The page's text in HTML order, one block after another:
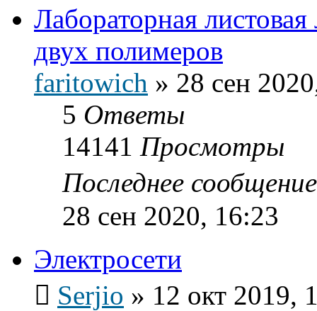
Лабораторная
двух полимеров
faritowich » 28 сен
5 Ответы
14141 Просмотры
Последнее
28 сен 2020, 16:23
Электросети
Serjio » 12 окт 2019,